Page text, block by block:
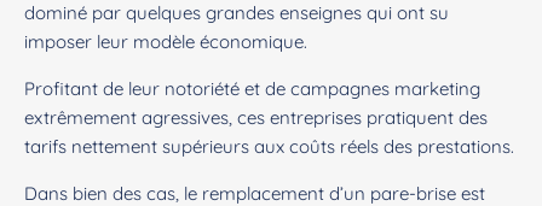
dominé par quelques grandes enseignes qui ont su
imposer leur modèle économique.
Profitant de leur notoriété et de campagnes marketing
extrêmement agressives, ces entreprises pratiquent des
tarifs nettement supérieurs aux coûts réels des prestations.
Dans bien des cas, le remplacement d’un pare-brise est